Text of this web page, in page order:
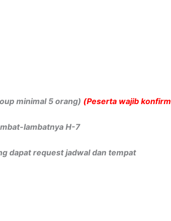
minimal 5 orang) (Peserta wajib
lambatnya H-7
dapat request jadwal dan tempat